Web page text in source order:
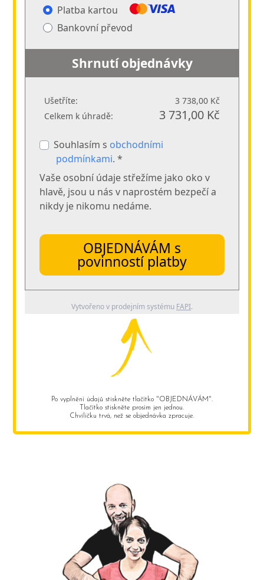
Platba kartou
Bankovní převod
Shrnutí objednávky
Ušetříte:
3 738,00 Kč
Celkem k úhradě:
3 731,00 Kč
Souhlasím s obchodními
podmínkami. *
Vaše osobní údaje střežíme jako oko v
hlavě, jsou u nás v naprostém bezpečí a
nikdy je nikomu nedáme.
OBJEDNÁVÁM s
povinností platby
Vytvořeno v prodejním systému FAPI.
Po vyplnění údajů stiskněte tlačítko "OBJEDNÁVÁM".
Tlačítko stiskněte prosím jen jednou.
Chviličku trvá, než se objednávka zpracuje.